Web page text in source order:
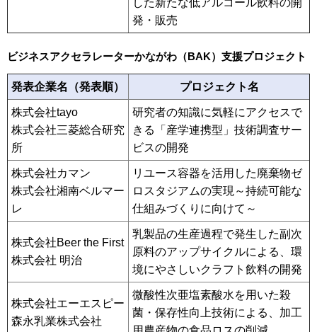
した新たな低アルコール飲料の開
発・販売
ビジネスアクセラレーターかながわ（BAK）支援プロジェクト
発表企業名（発表順） プロジェクト名
株式会社tayo
株式会社三菱総合研究
所
研究者の知識に気軽にアクセスで
きる「産学連携型」技術調査サー
ビスの開発
株式会社カマン
株式会社湘南ベルマー
レ
リユース容器を活用した廃棄物ゼ
ロスタジアムの実現～持続可能な
仕組みづくりに向けて～
株式会社Beer the First
株式会社 明治
乳製品の生産過程で発生した副次
原料のアップサイクルによる、環
境にやさしいクラフト飲料の開発
株式会社エーエスピー
森永乳業株式会社
微酸性次亜塩素酸水を用いた殺
菌・保存性向上技術による、加工